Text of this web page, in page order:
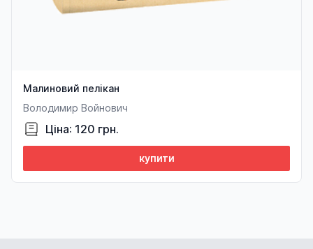
Малиновий пелікан
Володимир Войнович
Ціна: 120 грн.
купити